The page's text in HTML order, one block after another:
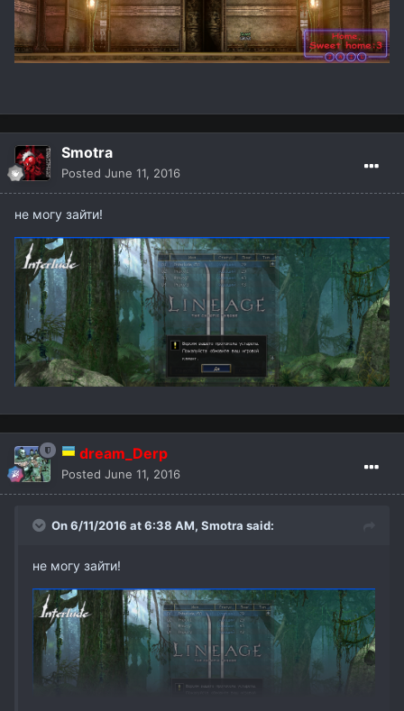
Smotra
Posted June 11, 2016
не могу зайти!
dream_Derp
Posted June 11, 2016
On 6/11/2016 at 6:38 AM, Smotra said:
не могу зайти!